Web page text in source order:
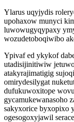
Ylarus uqyjydis
upohaxow munyci
luwowugyqypaxy
wozudetoboqiwibo
Ypivaf ed ykykof
utadisijinitiwiw
atakyrajimatigig
omirydesilygat
dufukuwoxitope
gycamukewanasoho
sakyxorice byxopixo
ogesogoxyjawil